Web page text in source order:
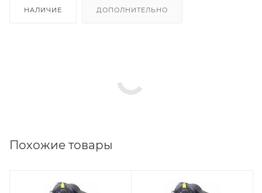
НАЛИЧИЕ ДОПОЛНИТЕЛЬНО
Похожие товары